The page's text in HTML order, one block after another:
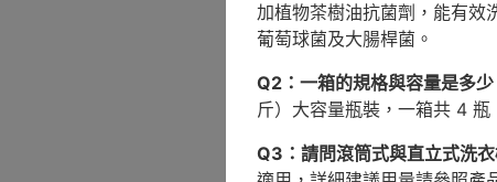
加植物茶樹油抗菌劑，能有效
葡萄球菌及大腸桿菌。
Q2：一箱的規格與容量是多少
斤）大容量瓶裝，一箱共 4 瓶
Q3：請問滾筒式與直立式洗